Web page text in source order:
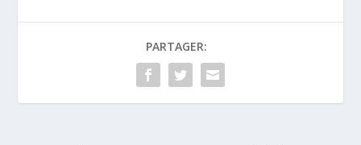
PARTAGER: